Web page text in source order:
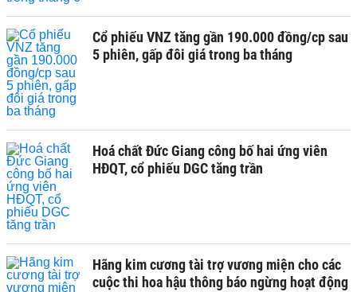
Cổ phiếu VNZ tăng gần 190.000 đồng/cp sau
5 phiên, gấp đôi giá trong ba tháng
Hoá chất Đức Giang công bố hai ứng viên
HĐQT, cổ phiếu DGC tăng trần
Hãng kim cương tài trợ vương miện cho các
cuộc thi hoa hậu thông báo ngừng hoạt động